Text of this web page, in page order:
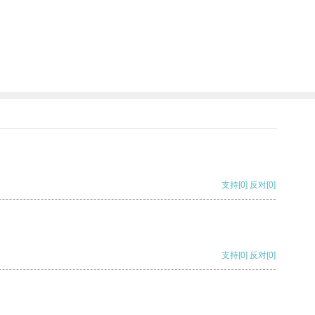
支持[0] 反对[0]
支持[0] 反对[0]